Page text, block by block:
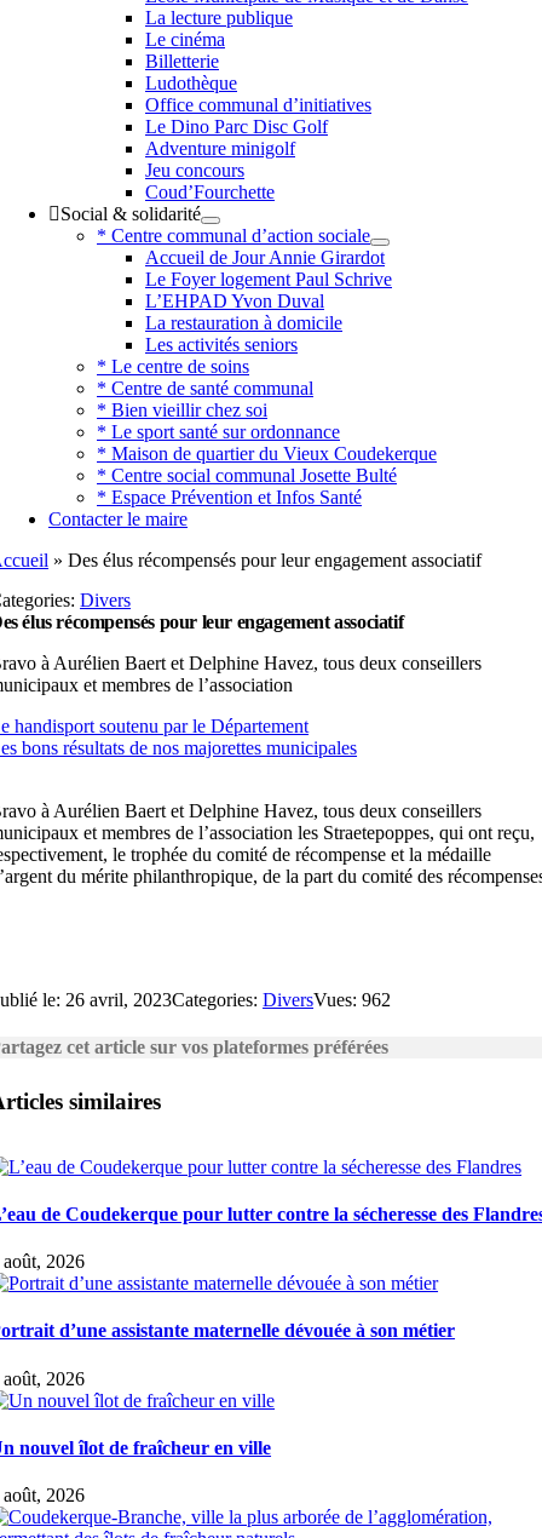
La lecture publique
Le cinéma
Billetterie
Ludothèque
Office communal d’initiatives
Le Dino Parc Disc Golf
Adventure minigolf
Jeu concours
Coud’Fourchette
Social & solidarité
* Centre communal d’action sociale
Accueil de Jour Annie Girardot
Le Foyer logement Paul Schrive
L’EHPAD Yvon Duval
La restauration à domicile
Les activités seniors
* Le centre de soins
* Centre de santé communal
* Bien vieillir chez soi
* Le sport santé sur ordonnance
* Maison de quartier du Vieux Coudekerque
* Centre social communal Josette Bulté
* Espace Prévention et Infos Santé
Contacter le maire
»Des élus récompensés pour leur engagement associatif
Divers
élus récompensés pour leur engagement associatif
à Aurélien Baert et Delphine Havez, tous deux conseillers
et membres de l’association
handisport soutenu par le Département
bons résultats de nos majorettes municipales
à Aurélien Baert et Delphine Havez, tous deux conseillers
et membres de l’association les Straetepoppes, qui ont reçu,
le trophée du comité de récompense et la médaille
du mérite philanthropique, de la part du comité des
le: 26 avril, 2023Categories:DiversVues: 962
cet article sur vos plateformes préférées
similaires
de Coudekerque pour lutter contre la sécheresse des
août, 2026
d’une assistante maternelle dévouée à son métier
août, 2026
nouvel îlot de fraîcheur en ville
août, 2026